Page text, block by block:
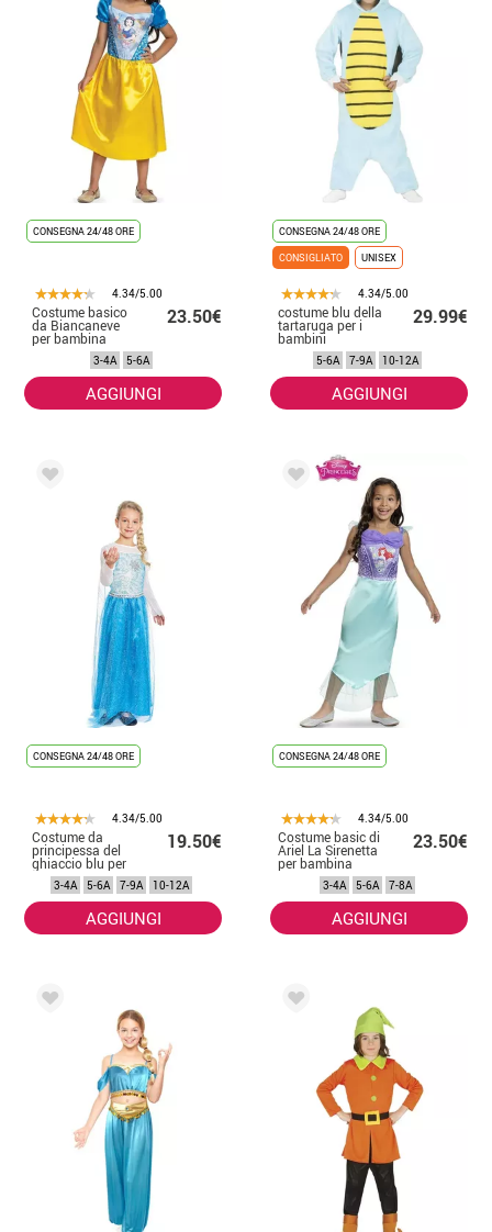
CONSEGNA 24/48 ORE
4.34/5.00
Costume basico
da Biancaneve
per bambina
23.50€
3-4A 5-6A
AGGIUNGI
CONSEGNA 24/48 ORE
CONSIGLIATO
UNISEX
4.34/5.00
costume blu della
tartaruga per i
bambini
29.99€
5-6A 7-9A 10-12A
AGGIUNGI
CONSEGNA 24/48 ORE
4.34/5.00
Costume da
principessa del
ghiaccio blu per
bambina
19.50€
3-4A 5-6A 7-9A 10-12A
AGGIUNGI
CONSEGNA 24/48 ORE
4.34/5.00
Costume basic di
Ariel La Sirenetta
per bambina
23.50€
3-4A 5-6A 7-8A
AGGIUNGI